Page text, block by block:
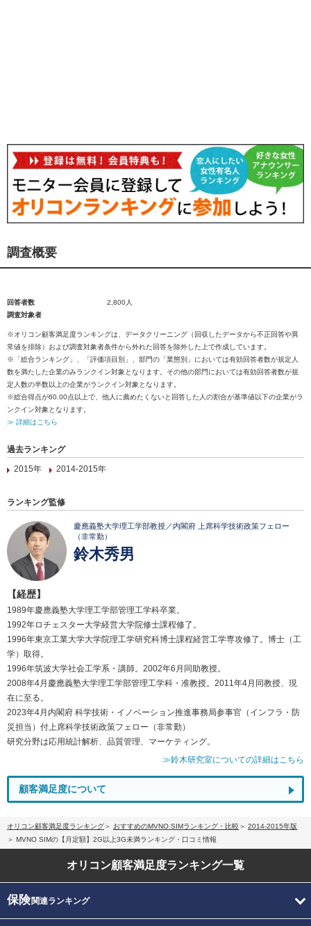
調査概要
回答者数
2,800人
調査対象者
※オリコン顧客満足度ランキングは、データクリーニング（回収したデータから不正回答や異
常値を排除）および調査対象者条件から外れた回答を除外した上で作成しています。
※「総合ランキング」、「評価項目別」、部門の「業態別」においては有効回答者数が規定人
数を満たした企業のみランクイン対象となります。その他の部門においては有効回答者数が規
定人数の半数以上の企業がランクイン対象となります。
※総合得点が60.00点以上で、他人に薦めたくないと回答した人の割合が基準値以下の企業がラ
ンクイン対象となります。
≫ 詳細はこちら
過去ランキング
2015年
2014-2015年
ランキング監修
慶應義塾大学理工学部教授／内閣府 上席科学技術政策フェロー
（非常勤）
鈴木秀男
【経歴】
1989年慶應義塾大学理工学部管理工学科卒業。
1992年ロチェスター大学経営大学院修士課程修了。
1996年東京工業大学大学院理工学研究科博士課程経営工学専攻修了。博士（工
学）取得。
1996年筑波大学社会工学系・講師。2002年6月同助教授。
2008年4月慶應義塾大学理工学部管理工学科・准教授。2011年4月同教授、現
在に至る。
2023年4月内閣府 科学技術・イノベーション推進事務局参事官（インフラ・防
災担当）付上席科学技術政策フェロー（非常勤）
研究分野は応用統計解析、品質管理、マーケティング。
≫鈴木研究室についての詳細はこちら
顧客満足度について
オリコン顧客満足度ランキング おすすめのMVNO SIMランキング・比較
2014-2015年版
MVNO SIMの【月定額】2G以上3G未満ランキング・口コミ情報
オリコン顧客満足度ランキング一覧
保険関連ランキング